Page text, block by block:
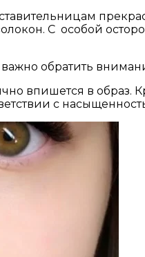
С особой
обратить
впишется в образ.
с